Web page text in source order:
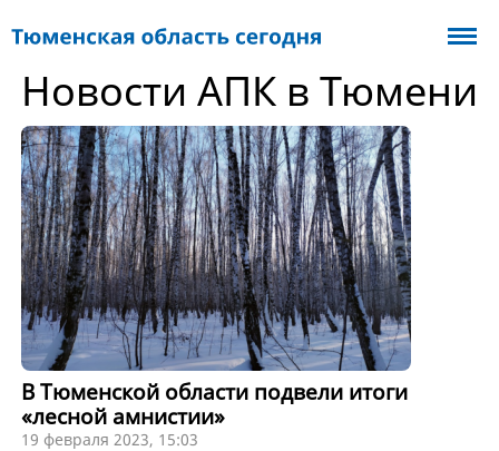
Новости АПК в Тюмени
В Тюменской области подвели итоги
«лесной амнистии»
19 февраля 2023, 15:03